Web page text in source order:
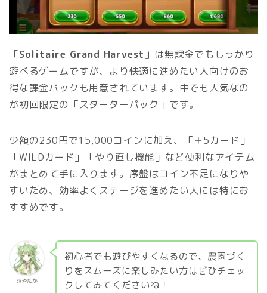
「Solitaire Grand Harvest」 は無課金でもしっかり
遊べるゲームですが、より快適に進めたい人向けのお
得な課金パックも用意されています。中でも人気なの
が初回限定の「スターターパック」です。
少額の230円で15,000コインに加え、「＋5カード」
「WILDカード」「やり直し機能」など便利なアイテム
がまとめて手に入ります。序盤はコイン不足になりや
すいため、効率よくステージを進めたい人には特にお
すすめです。
あやたか
初心者でも遊びやすくなるので、農園づく
りをスムーズに楽しみたい方はぜひチェッ
クしてみてくださいね！